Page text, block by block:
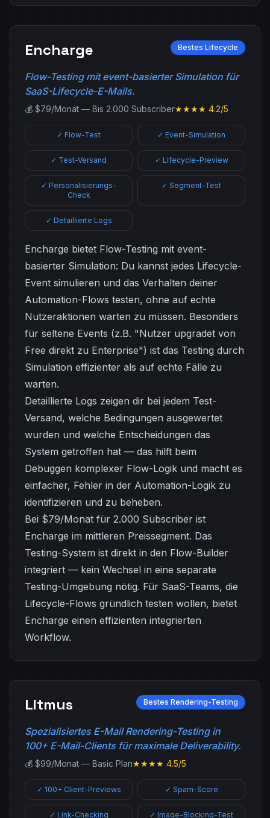
Encharge Bestes Lifecycle
Flow-Testing mit event-basierter Simulation für
SaaS-Lifecycle-E-Mails.
💰 $79/Monat — Bis 2.000 Subscriber★★★★ 4.2/5
✓ Flow-Test ✓ Event-Simulation
✓ Test-Versand ✓ Lifecycle-Preview
✓ Personalisierungs-
Check
✓ Segment-Test
✓ Detaillierte Logs
Encharge bietet Flow-Testing mit event-
basierter Simulation: Du kannst jedes Lifecycle-
Event simulieren und das Verhalten deiner
Automation-Flows testen, ohne auf echte
Nutzeraktionen warten zu müssen. Besonders
für seltene Events (z.B. "Nutzer upgradet von
Free direkt zu Enterprise") ist das Testing durch
Simulation effizienter als auf echte Fälle zu
warten.
Detaillierte Logs zeigen dir bei jedem Test-
Versand, welche Bedingungen ausgewertet
wurden und welche Entscheidungen das
System getroffen hat — das hilft beim
Debuggen komplexer Flow-Logik und macht es
einfacher, Fehler in der Automation-Logik zu
identifizieren und zu beheben.
Bei $79/Monat für 2.000 Subscriber ist
Encharge im mittleren Preissegment. Das
Testing-System ist direkt in den Flow-Builder
integriert — kein Wechsel in eine separate
Testing-Umgebung nötig. Für SaaS-Teams, die
Lifecycle-Flows gründlich testen wollen, bietet
Encharge einen effizienten integrierten
Workflow.
Litmus Bestes Rendering-Testing
Spezialisiertes E-Mail Rendering-Testing in
100+ E-Mail-Clients für maximale Deliverability.
💰 $99/Monat — Basic Plan★★★★ 4.5/5
✓ 100+ Client-Previews ✓ Spam-Score
✓ Link-Checking ✓ Image-Blocking-Test